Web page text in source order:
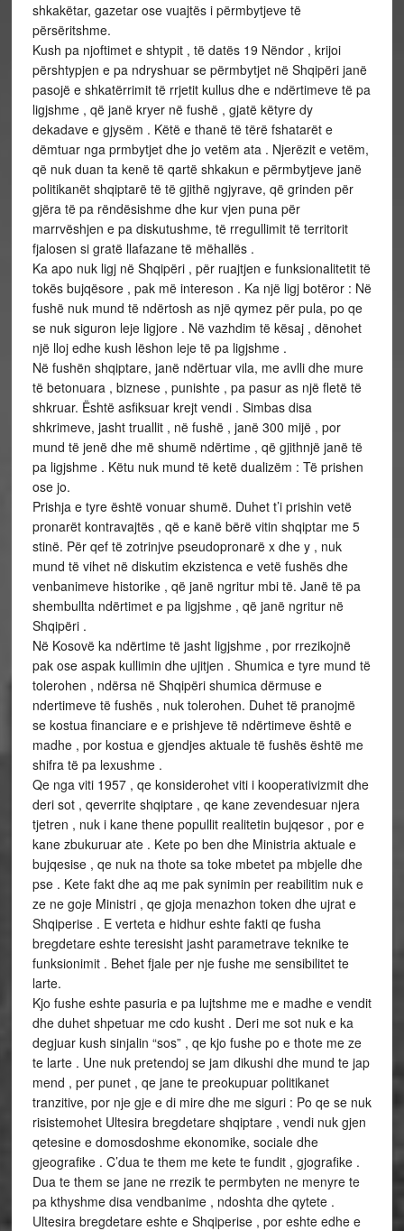
shkakëtar, gazetar ose vuajtës i përmbytjeve të
përsëritshme.
Kush pa njoftimet e shtypit , të datës 19 Nëndor , krijoi
përshtypjen e pa ndryshuar se përmbytjet në Shqipëri janë
pasojë e shkatërrimit të rrjetit kullus dhe e ndërtimeve të pa
ligjshme , që janë kryer në fushë , gjatë këtyre dy
dekadave e gjysëm . Këtë e thanë të tërë fshatarët e
dëmtuar nga prmbytjet dhe jo vetëm ata . Njerëzit e vetëm,
që nuk duan ta kenë të qartë shkakun e përmbytjeve janë
politikanët shqiptarë të të gjithë ngjyrave, që grinden për
gjëra të pa rëndësishme dhe kur vjen puna për
marrvëshjen e pa diskutushme, të rregullimit të territorit
fjalosen si gratë llafazane të mëhallës .
Ka apo nuk ligj në Shqipëri , për ruajtjen e funksionalitetit të
tokës bujqësore , pak më intereson . Ka një ligj botëror : Në
fushë nuk mund të ndërtosh as një qymez për pula, po qe
se nuk siguron leje ligjore . Në vazhdim të kësaj , dënohet
një lloj edhe kush lëshon leje të pa ligjshme .
Në fushën shqiptare, janë ndërtuar vila, me avlli dhe mure
të betonuara , biznese , punishte , pa pasur as një fletë të
shkruar. Është asfiksuar krejt vendi . Simbas disa
shkrimeve, jasht truallit , në fushë , janë 300 mijë , por
mund të jenë dhe më shumë ndërtime , që gjithnjë janë të
pa ligjshme . Këtu nuk mund të ketë dualizëm : Të prishen
ose jo.
Prishja e tyre është vonuar shumë. Duhet t’i prishin vetë
pronarët kontravajtës , që e kanë bërë vitin shqiptar me 5
stinë. Për qef të zotrinjve pseudopronarë x dhe y , nuk
mund të vihet në diskutim ekzistenca e vetë fushës dhe
venbanimeve historike , që janë ngritur mbi të. Janë të pa
shembullta ndërtimet e pa ligjshme , që janë ngritur në
Shqipëri .
Në Kosovë ka ndërtime të jasht ligjshme , por rrezikojnë
pak ose aspak kullimin dhe ujitjen . Shumica e tyre mund të
tolerohen , ndërsa në Shqipëri shumica dërmuse e
ndertimeve të fushës , nuk tolerohen. Duhet të pranojmë
se kostua financiare e e prishjeve të ndërtimeve është e
madhe , por kostua e gjendjes aktuale të fushës është me
shifra të pa lexushme .
Qe nga viti 1957 , qe konsiderohet viti i kooperativizmit dhe
deri sot , qeverrite shqiptare , qe kane zevendesuar njera
tjetren , nuk i kane thene popullit realitetin bujqesor , por e
kane zbukuruar ate . Kete po ben dhe Ministria aktuale e
bujqesise , qe nuk na thote sa toke mbetet pa mbjelle dhe
pse . Kete fakt dhe aq me pak synimin per reabilitim nuk e
ze ne goje Ministri , qe gjoja menazhon token dhe ujrat e
Shqiperise . E verteta e hidhur eshte fakti qe fusha
bregdetare eshte teresisht jasht parametrave teknike te
funksionimit . Behet fjale per nje fushe me sensibilitet te
larte.
Kjo fushe eshte pasuria e pa lujtshme me e madhe e vendit
dhe duhet shpetuar me cdo kusht . Deri me sot nuk e ka
degjuar kush sinjalin “sos” , qe kjo fushe po e thote me ze
te larte . Une nuk pretendoj se jam dikushi dhe mund te jap
mend , per punet , qe jane te preokupuar politikanet
tranzitive, por nje gje e di mire dhe me siguri : Po qe se nuk
risistemohet Ultesira bregdetare shqiptare , vendi nuk gjen
qetesine e domosdoshme ekonomike, sociale dhe
gjeografike . C’dua te them me kete te fundit , gjografike .
Dua te them se jane ne rrezik te permbyten ne menyre te
pa kthyshme disa vendbanime , ndoshta dhe qytete .
Ultesira bregdetare eshte e Shqiperise , por eshte edhe e